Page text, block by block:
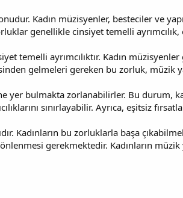
Kadın müzisyenler, besteciler ve
genellikle cinsiyet temelli
temelli ayrımcılıktır. Kadın
gelmeleri gereken bu zorluk, müzik
yer bulmakta zorlanabilirler. Bu durum,
sınırlayabilir. Ayrıca, eşitsiz
Kadınların bu zorluklarla başa
gerekmektedir. Kadınların müzik